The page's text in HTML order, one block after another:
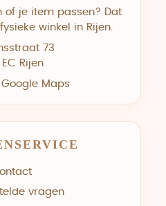
of je item passen? Dat
winkel in Rijen.
73
EC Rijen
Maps
vragen